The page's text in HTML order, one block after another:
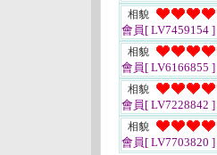
相貌
會員[ LV7459154 ]
相貌
會員[ LV6166855 ]
相貌
會員[ LV7228842 ]
相貌
會員[ LV7703820 ]